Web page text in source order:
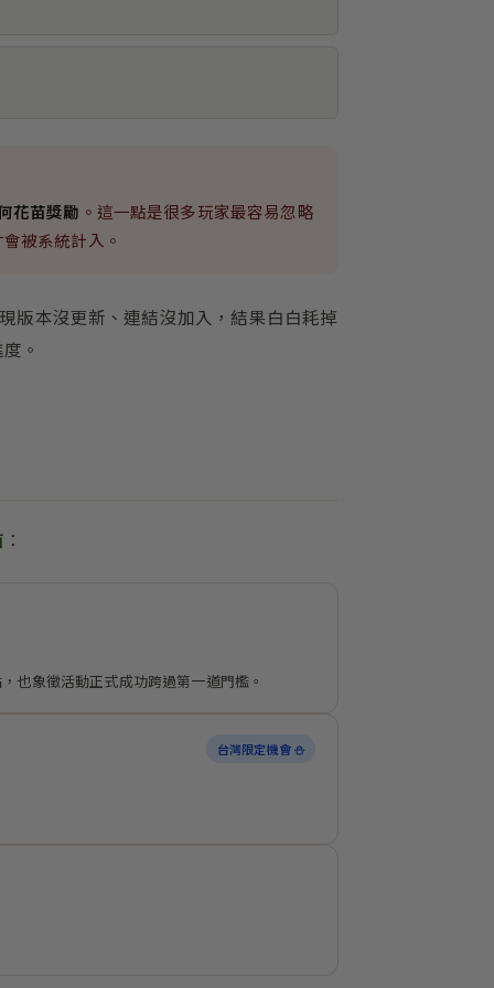
花苗獎勵 。這一點是很多玩家最容易忽略
被系統計入。
版本沒更新、連結沒加入，結果白白耗掉
。
：
也象徵活動正式成功跨過第一道門檻。
台灣限定機會 ⛄